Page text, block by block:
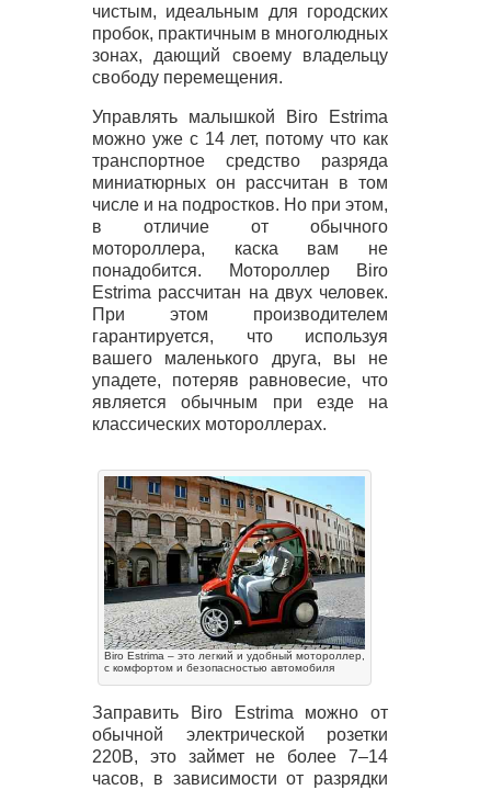
чистым, идеальным для городских
пробок, практичным в многолюдных
зонах, дающий своему владельцу
свободу перемещения.
Управлять малышкой Biro Estrima
можно уже с 14 лет, потому что как
транспортное средство разряда
миниатюрных он рассчитан в том
числе и на подростков. Но при этом,
в отличие от обычного
мотороллера, каска вам не
понадобится. Мотороллер Biro
Estrima рассчитан на двух человек.
При этом производителем
гарантируется, что используя
вашего маленького друга, вы не
упадете, потеряв равновесие, что
является обычным при езде на
классических мотороллерах.
Biro Estrima – это легкий и удобный мотороллер,
с комфортом и безопасностью автомобиля
Заправить Biro Estrima можно от
обычной электрической розетки
220В, это займет не более 7–14
часов, в зависимости от разрядки